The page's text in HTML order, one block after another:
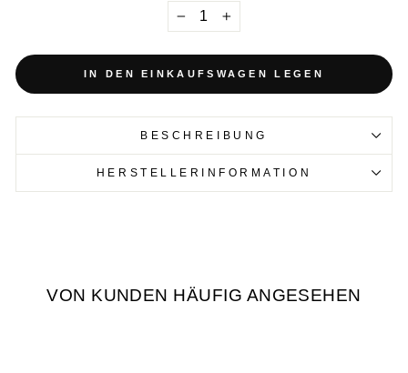
IN DEN EINKAUFSWAGEN LEGEN
BESCHREIBUNG
HERSTELLERINFORMATION
VON KUNDEN HÄUFIG ANGESEHEN